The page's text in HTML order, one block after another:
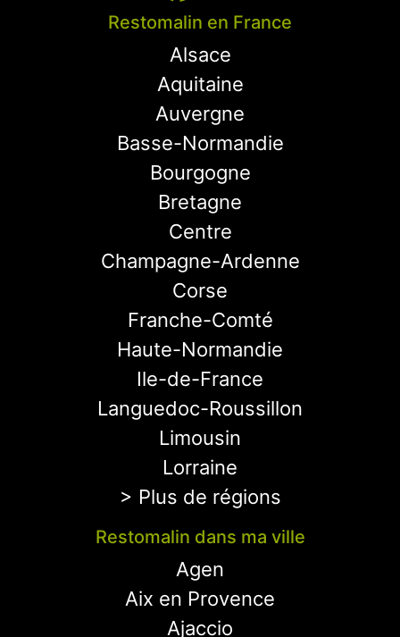
Restomalin en France
Alsace
Aquitaine
Auvergne
Basse-Normandie
Bourgogne
Bretagne
Centre
Champagne-Ardenne
Corse
Franche-Comté
Haute-Normandie
Ile-de-France
Languedoc-Roussillon
Limousin
Lorraine
> Plus de régions
Restomalin dans ma ville
Agen
Aix en Provence
Ajaccio